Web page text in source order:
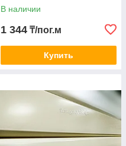
В наличии
1 344 ₸/пог.м
Купить